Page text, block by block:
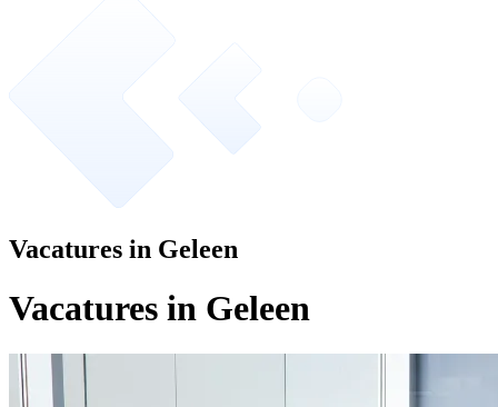
Vacatures in Geleen
Vacatures in Geleen